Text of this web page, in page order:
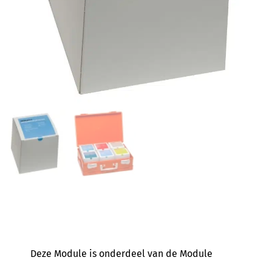
Deze Module is onderdeel van de Module